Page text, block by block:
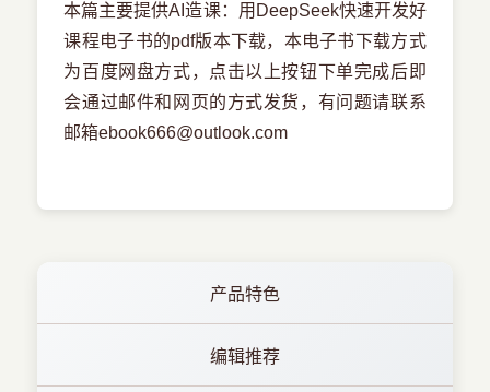
本篇主要提供AI造课：用DeepSeek快速开发好
课程电子书的pdf版本下载，本电子书下载方式
为百度网盘方式，点击以上按钮下单完成后即
会通过邮件和网页的方式发货，有问题请联系
邮箱ebook666@outlook.com
产品特色
编辑推荐